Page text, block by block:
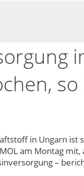
so
in Ungarn
am Montag
–